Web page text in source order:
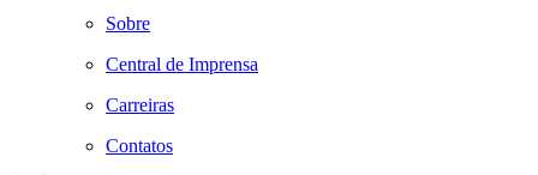
Sobre
Central de Imprensa
Carreiras
Contatos